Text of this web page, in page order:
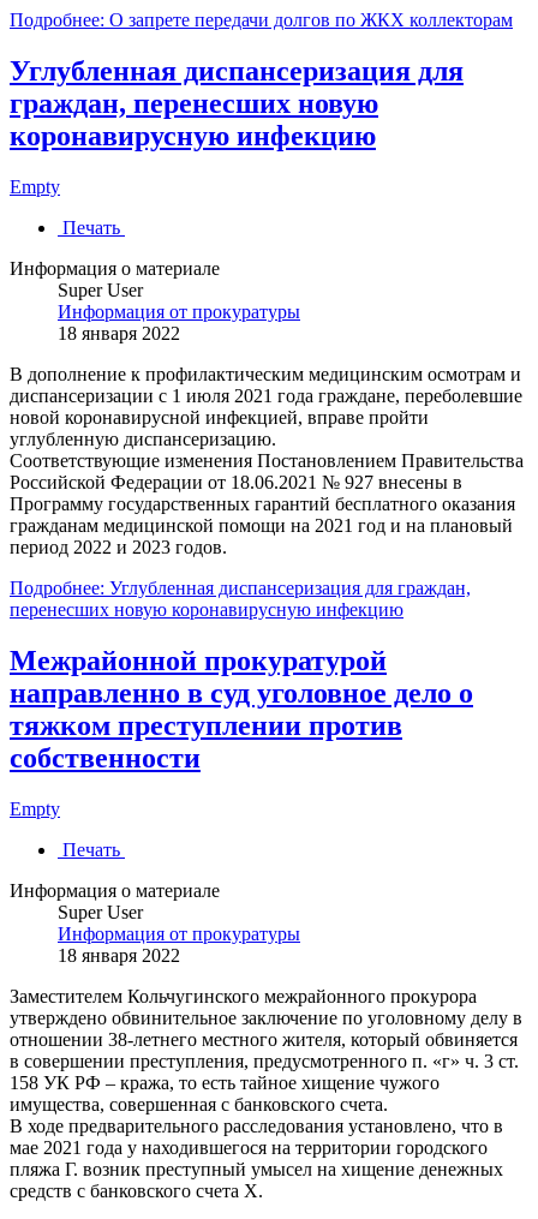
Подробнее: О запрете передачи долгов по ЖКХ коллекторам
Углубленная диспансеризация для
граждан, перенесших новую
коронавирусную инфекцию
Empty
Печать
Информация о материале
Super User
Информация от прокуратуры
18 января 2022
В дополнение к профилактическим медицинским осмотрам и
диспансеризации с 1 июля 2021 года граждане, переболевшие
новой коронавирусной инфекцией, вправе пройти
углубленную диспансеризацию.
Соответствующие изменения Постановлением Правительства
Российской Федерации от 18.06.2021 № 927 внесены в
Программу государственных гарантий бесплатного оказания
гражданам медицинской помощи на 2021 год и на плановый
период 2022 и 2023 годов.
Подробнее: Углубленная диспансеризация для граждан,
перенесших новую коронавирусную инфекцию
Межрайонной прокуратурой
направленно в суд уголовное дело о
тяжком преступлении против
собственности
Empty
Печать
Информация о материале
Super User
Информация от прокуратуры
18 января 2022
Заместителем Кольчугинского межрайонного прокурора
утверждено обвинительное заключение по уголовному делу в
отношении 38-летнего местного жителя, который обвиняется
в совершении преступления, предусмотренного п. «г» ч. 3 ст.
158 УК РФ – кража, то есть тайное хищение чужого
имущества, совершенная с банковского счета.
В ходе предварительного расследования установлено, что в
мае 2021 года у находившегося на территории городского
пляжа Г. возник преступный умысел на хищение денежных
средств с банковского счета Х.